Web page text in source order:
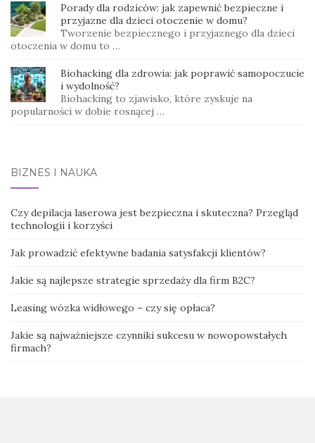
Porady dla rodziców: jak zapewnić bezpieczne i
przyjazne dla dzieci otoczenie w domu?
Tworzenie bezpiecznego i przyjaznego dla dzieci
otoczenia w domu to …
Biohacking dla zdrowia: jak poprawić samopoczucie
i wydolność?
Biohacking to zjawisko, które zyskuje na
popularności w dobie rosnącej …
BIZNES I NAUKA
Czy depilacja laserowa jest bezpieczna i skuteczna? Przegląd
technologii i korzyści
Jak prowadzić efektywne badania satysfakcji klientów?
Jakie są najlepsze strategie sprzedaży dla firm B2C?
Leasing wózka widłowego – czy się opłaca?
Jakie są najważniejsze czynniki sukcesu w nowopowstałych
firmach?